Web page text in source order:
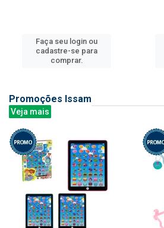
Faça seu login ou
cadastre-se para
comprar.
Promoções Issam
Veja mais